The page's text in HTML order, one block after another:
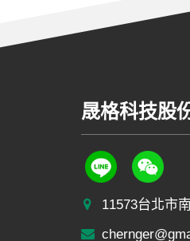
晟格科技股
11573台北市